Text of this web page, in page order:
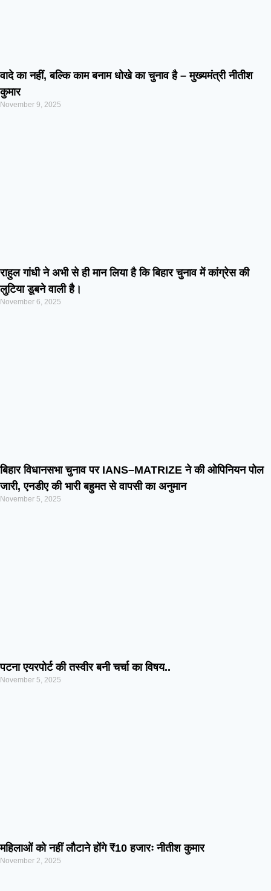
वादे का नहीं, बल्कि काम बनाम धोखे का चुनाव है – मुख्यमंत्री नीतीश
कुमार
November 9, 2025
राहुल गांधी ने अभी से ही मान लिया है कि बिहार चुनाव में कांग्रेस की
लुटिया डूबने वाली है।
November 6, 2025
बिहार विधानसभा चुनाव पर IANS–MATRIZE ने की ओपिनियन पोल
जारी, एनडीए की भारी बहुमत से वापसी का अनुमान
November 5, 2025
पटना एयरपोर्ट की तस्वीर बनी चर्चा का विषय..
November 5, 2025
महिलाओं को नहीं लौटाने होंगे ₹10 हजारः नीतीश कुमार
November 2, 2025